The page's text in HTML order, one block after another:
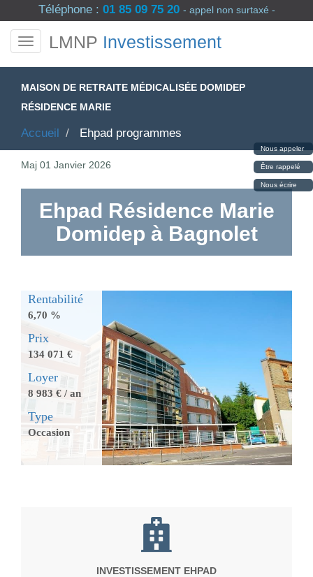
Téléphone : 01 85 09 75 20 - appel non surtaxé -
Nous appeler
Être rappelé
Nous écrire
LMNP Investissement
MAISON DE RETRAITE MÉDICALISÉE DOMIDEP
RÉSIDENCE MARIE
Accueil Ehpad programmes
Maj 01 Janvier 2026
Ehpad Résidence Marie
Domidep à Bagnolet
Rentabilité
6,70 %
Prix
134 071 €
Loyer
8 983 € / an
Type
Occasion
INVESTISSEMENT EHPAD